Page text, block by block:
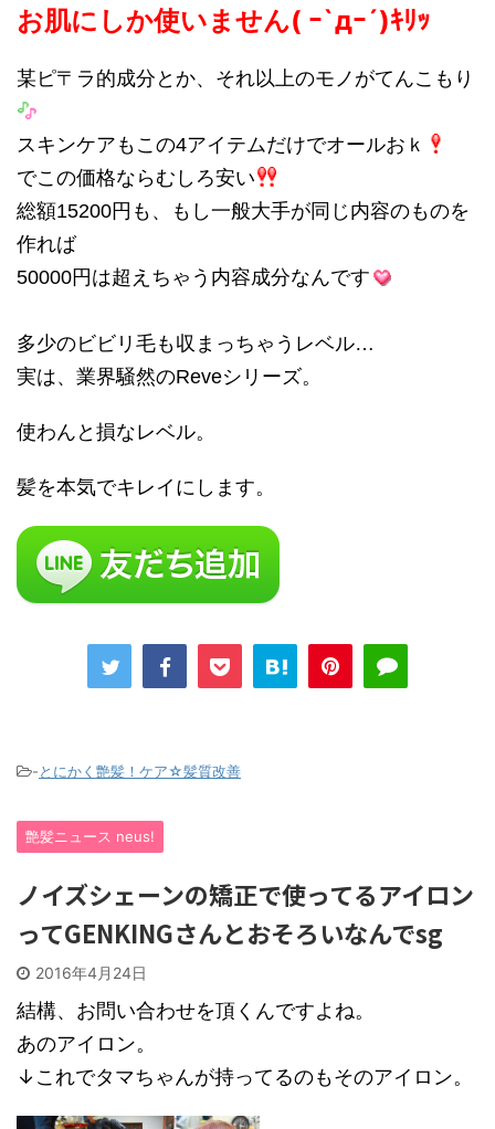
お肌にしか使いません( ｰ`дｰ´)ｷﾘｯ
某ピ〒ラ的成分とか、それ以上のモノがてんこもり
スキンケアもこの4アイテムだけでオールおｋ
でこの価格ならむしろ安い
総額15200円も、もし一般大手が同じ内容のものを
作れば
50000円は超えちゃう内容成分なんです
多少のビビリ毛も収まっちゃうレベル…
実は、業界騒然のReveシリーズ。
使わんと損なレベル。
髪を本気でキレイにします。
-とにかく艶髪！ケア☆髪質改善
艶髪ニュース neus!
ノイズシェーンの矯正で使ってるアイロン
ってGENKINGさんとおそろいなんでsg
2016年4月24日
結構、お問い合わせを頂くんですよね。
あのアイロン。
↓これでタマちゃんが持ってるのもそのアイロン。